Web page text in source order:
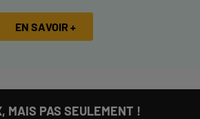
EN SAVOIR +
MAIS PAS SEULEMENT !